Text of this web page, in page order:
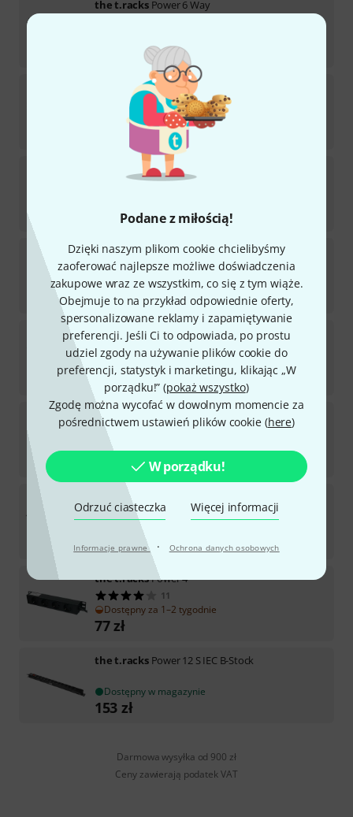
Podane z miłością!
Dzięki naszym plikom cookie chcielibyśmy
zaoferować najlepsze możliwe doświadczenia
zakupowe wraz ze wszystkim, co się z tym wiąże.
Obejmuje to na przykład odpowiednie oferty,
spersonalizowane reklamy i zapamiętywanie
preferencji. Jeśli Ci to odpowiada, po prostu
udziel zgody na używanie plików cookie do
preferencji, statystyk i marketingu, klikając „W
porządku!” (pokaż wszystko)
Zgodę można wycofać w dowolnym momencie za
pośrednictwem ustawień plików cookie (here)
W porządku!
Odrzuć ciasteczka Więcej informacji
Informacje prawne · Ochrona danych osobowych
the t.racks Power 6 Way
the t.racksPower 3
44
Dostępny w magazynie
the t.racksPower 3 Way
117
zł
the t.racksPower 3 USB 2 S
125
Dostępny w magazynie
58zł
the t.racks Power 8 S PC
32
Dostępny w magazynie
151 zł
the t.racks
Dostępny za 1–2 tygodnie
zł
the t.racks
11
Dostępny za 13–17 tygodnie
138 zł
the t.racksPower 4
11
Dostępny za 1–2 tygodnie
77zł
the t.racks Power 12 S IEC B-Stock
Dostępny w magazynie
153 zł
Darmowa wysyłka od 900 zł
Ceny zawierają podatek VAT